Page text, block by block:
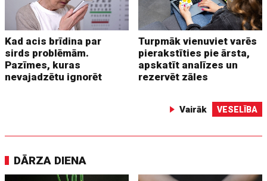
Kad acis brīdina par
sirds problēmām.
Pazīmes, kuras
nevajadzētu ignorēt
Turpmāk vienuviet varēs
pierakstīties pie ārsta,
apskatīt analīzes un
rezervēt zāles
Vairāk VESELĪBA
DĀRZA DIENA